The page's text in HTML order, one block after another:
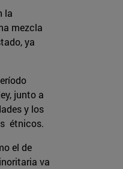
la
mezcla
ya
junto a
y los
étnicos.
el de
va